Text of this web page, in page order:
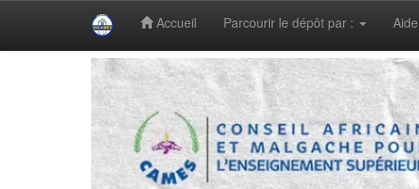
Accueil Parcourir le dépôt par : Aide